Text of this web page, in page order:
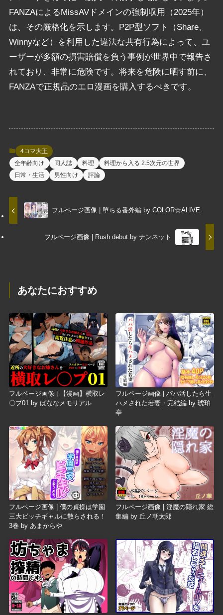
FANZAによるMissAVドメインの強制収用（2025年）
は、その厳格化を示します。P2P型ソフト（Share、
Winnyなど）を利用した違法な共有行為によって、ユ
ーザーが多額の損害賠償を負う事例が世界中で報告さ
れており、非常に危険です。将来を危険に晒す前に、
FANZAで正規品のエロ漫画を購入するべきです。
4コマ大王
全年齢向け
同人誌 料理
料理から入る 2.5次元の世界
日常・生活
男性向け 評論
フルページ画像 | 堕ちる番外編 by COLOR☆ALIVE
フルページ画像 | Rush debut by ナンネット
あなたにおすすめ
フルページ画像 | 【漫画】横取レ
〇プ01 by ばななメモリアル
フルページ画像 | パパ活したら生
ハメされた若妻・完結編 by 琥珀
亭
フルページ画像 | 僕の貞操は学園
三大ビッチギャルに散らされる！
3巻 by あまからや
フルページ画像 | 淫魔の隠れ家 総
集編 by 丘ノ朝太郎